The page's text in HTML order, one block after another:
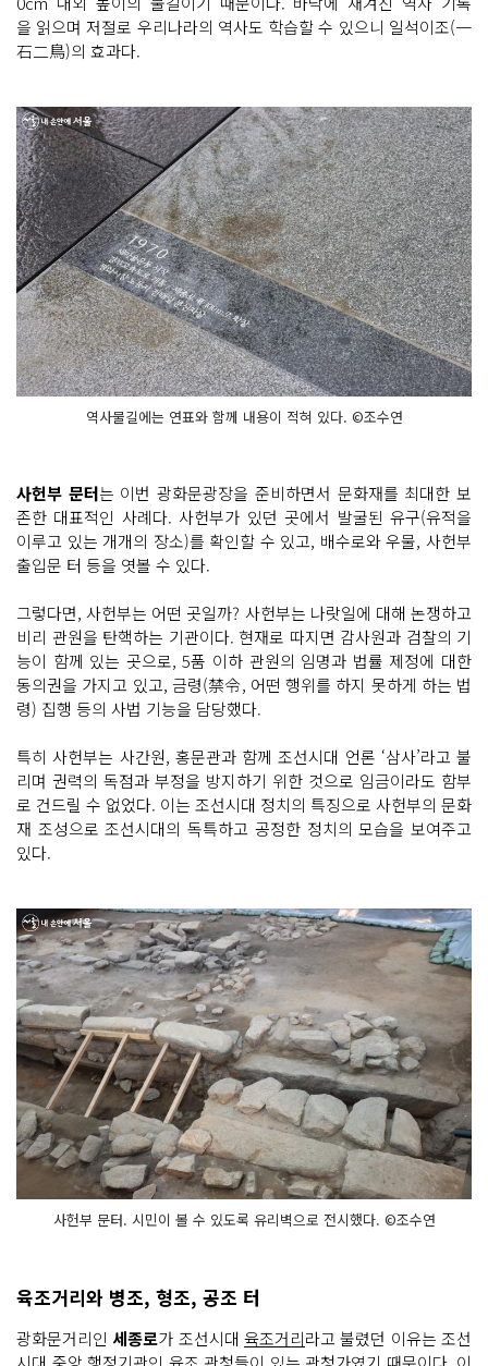
을 읽으며 저절로 우리나라의 역사도 학습할 수 있으니 일석이조(一
石二鳥)의 효과다.
역사물길에는 연표와 함께 내용이 적혀 있다. ©조수연
사헌부 문터는 이번 광화문광장을 준비하면서 문화재를 최대한 보
존한 대표적인 사례다. 사헌부가 있던 곳에서 발굴된 유구(유적을
이루고 있는 개개의 장소)를 확인할 수 있고, 배수로와 우물, 사헌부
출입문 터 등을 엿볼 수 있다.
그렇다면, 사헌부는 어떤 곳일까? 사헌부는 나랏일에 대해 논쟁하고
비리 관원을 탄핵하는 기관이다. 현재로 따지면 감사원과 검찰의 기
능이 함께 있는 곳으로, 5품 이하 관원의 임명과 법률 제정에 대한
동의권을 가지고 있고, 금령(禁令, 어떤 행위를 하지 못하게 하는 법
령) 집행 등의 사법 기능을 담당했다.
특히 사헌부는 사간원, 홍문관과 함께 조선시대 언론 ‘삼사’라고 불
리며 권력의 독점과 부정을 방지하기 위한 것으로 임금이라도 함부
로 건드릴 수 없었다. 이는 조선시대 정치의 특징으로 사헌부의 문화
재 조성으로 조선시대의 독특하고 공정한 정치의 모습을 보여주고
있다.
사헌부 문터. 시민이 볼 수 있도록 유리벽으로 전시했다. ©조수연
육조거리와 병조, 형조, 공조 터
광화문거리인 세종로가 조선시대육조거리라고 불렸던 이유는 조선